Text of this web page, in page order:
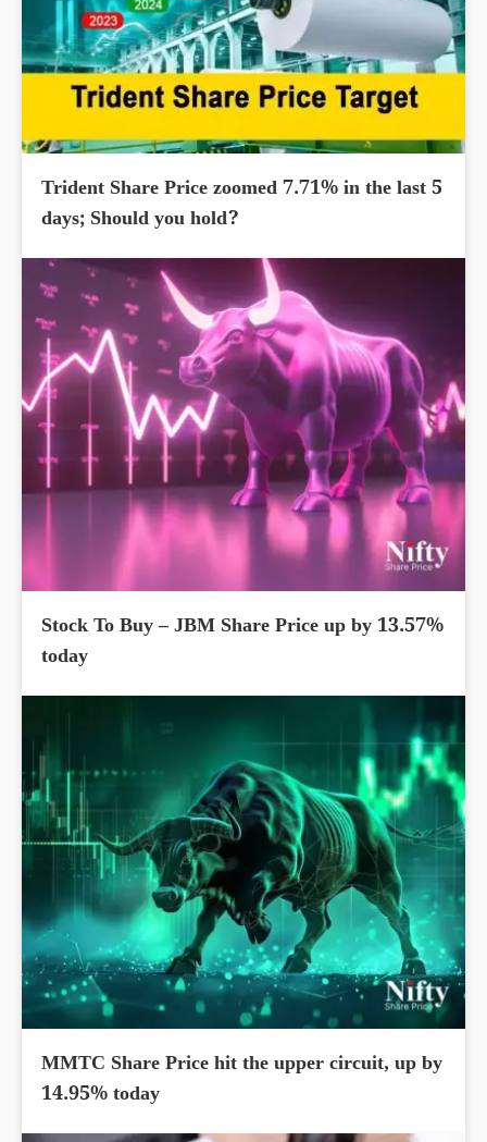
Trident Share Price zoomed 7.71% in the last 5
days; Should you hold?
Stock To Buy – JBM Share Price up by 13.57%
today
MMTC Share Price hit the upper circuit, up by
14.95% today